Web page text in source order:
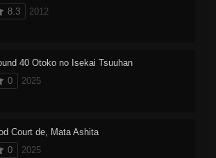
8.3
2012
40 Otoko no Isekai Tsuuhan
0
2025
Court de, Mata Ashita
0
2025